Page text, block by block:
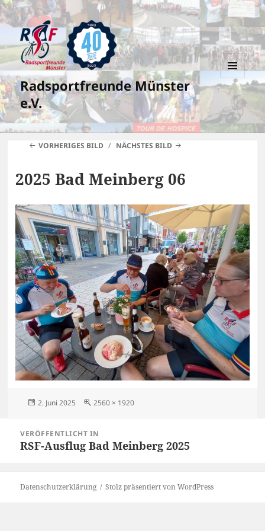
Radsportfreunde Münster
e.V.
MENÜ
UND
WIDGETS
VORHERIGES BILD NÄCHSTES BILD
2025 Bad Meinberg 06
Veröffentlicht
2. Juni 2025 Originalgröße
2560 × 1920
VERÖFFENTLICHT IN
RSF-Ausflug Bad Meinberg 2025
Datenschutzerklärung Stolz präsentiert von WordPress